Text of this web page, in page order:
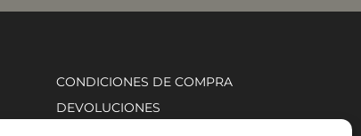
CONDICIONES DE COMPRA
DEVOLUCIONES